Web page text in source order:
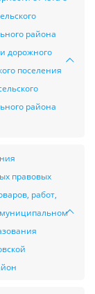
района
дорожного
поселения
района
правовых
работ,
муниципальном